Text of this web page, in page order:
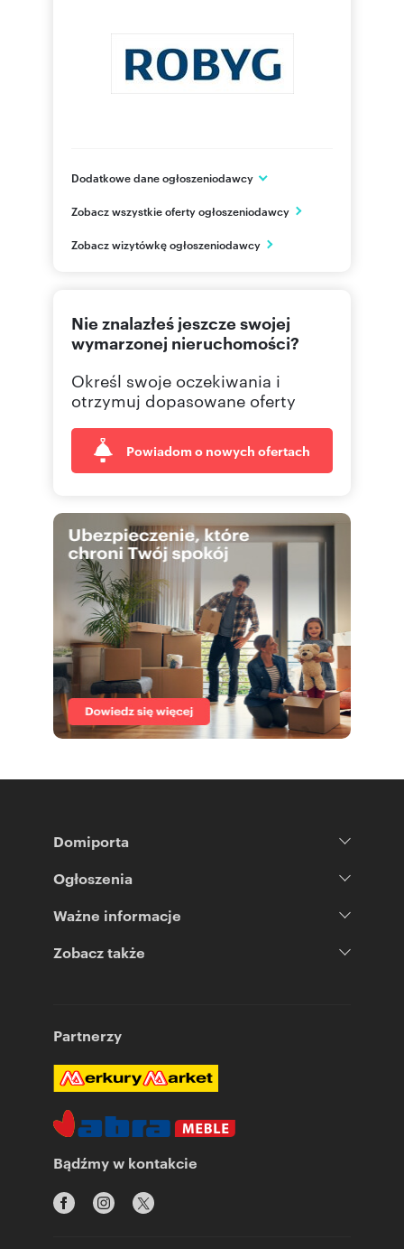
Dodatkowe dane ogłoszeniodawcy
Al. Rzeczypospolitej 1
mazowieckie
(22) 4 Pokaż fax
Zobacz wszystkie oferty ogłoszeniodawcy
Zobacz wizytówkę ogłoszeniodawcy
Nie znalazłeś jeszcze swojej
wymarzonej nieruchomości?
Określ swoje oczekiwania i
otrzymuj dopasowane oferty
Powiadom o nowych ofertach
Domiporta
Ogłoszenia
Ważne informacje
Zobacz także
Partnerzy
Bądźmy w kontakcie